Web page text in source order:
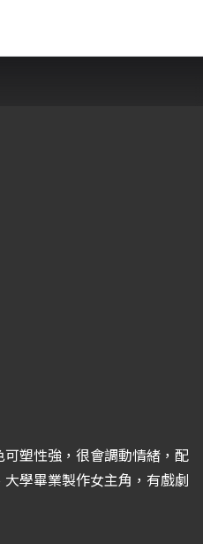
塑性強，很會調動情緒，配
學畢業製作女主角，有戲劇